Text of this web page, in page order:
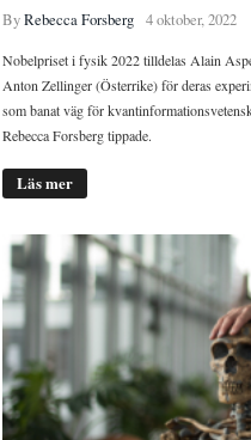
ByRebecca Forsberg 4 oktober, 2022
Nobelpriset i fysik 2022 tilldelas Alain
Anton Zellinger (Österrike) för deras
som banat väg för
Rebecca Forsberg tippade.
Läs mer